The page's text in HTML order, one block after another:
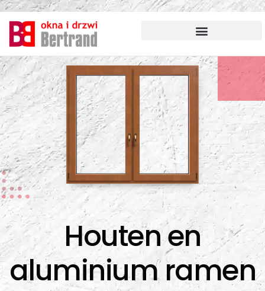
Ga
naar
inhoud
Houten en
aluminium ramen